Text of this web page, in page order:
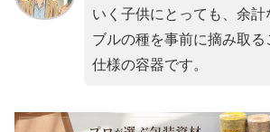
いく子供にとっても、余計
ブルの種を事前に摘み取る
仕様の容器です。